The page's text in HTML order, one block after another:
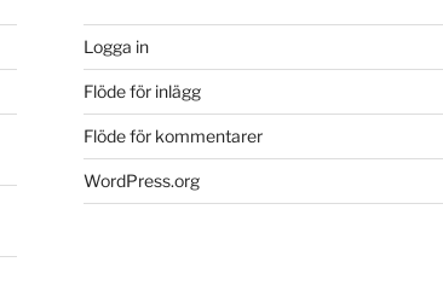
Logga in
Flöde för inlägg
Flöde för kommentarer
WordPress.org